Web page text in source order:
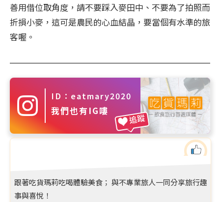
善用借位取角度，請不要踩入麥田中、不要為了拍照而
折損小麥，這可是農民的心血結晶，要當個有水準的旅
客喔。
ID：eatmary2020
我們也有IG嘍
追蹤
跟著吃貨瑪莉吃喝體驗美食； 與不專業旅人一同分享旅行趣
事與喜悅！